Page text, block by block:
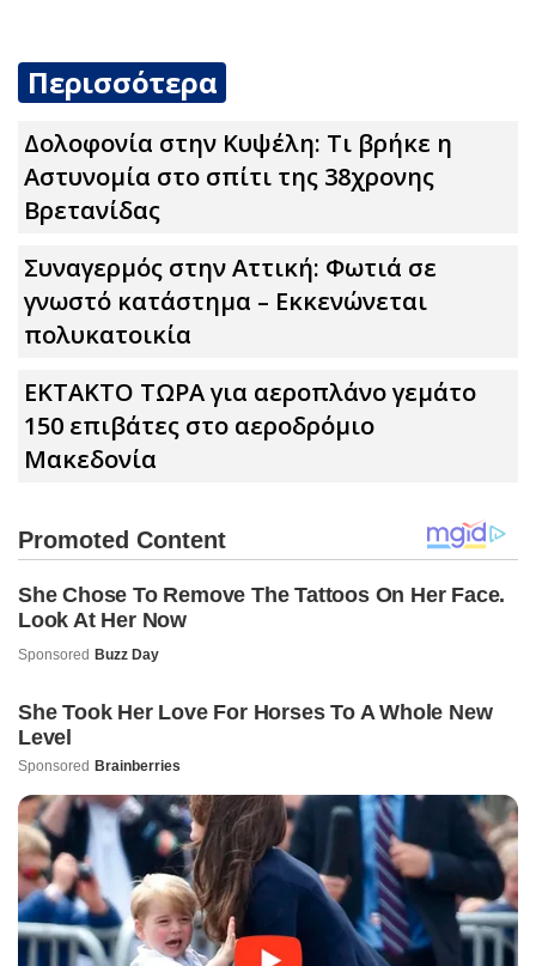
Περισσότερα
Δολοφονία στην Κυψέλη: Τι βρήκε η
Αστυνομία στο σπίτι της 38χρονης
Βρετανίδας
Συναγερμός στην Αττική: Φωτιά σε
γνωστό κατάστημα – Εκκενώνεται
πολυκατοικία
ΕΚΤΑΚΤΟ ΤΩΡΑ για αεροπλάνο γεμάτο
150 επιβάτες στο αεροδρόμιο
Μακεδονία